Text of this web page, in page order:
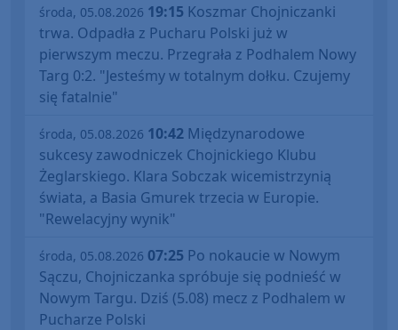
środa, 05.08.2026 19:15 Koszmar Chojniczanki
trwa. Odpadła z Pucharu Polski już w
pierwszym meczu. Przegrała z Podhalem Nowy
Targ 0:2. "Jesteśmy w totalnym dołku. Czujemy
się fatalnie"
środa, 05.08.2026 10:42 Międzynarodowe
sukcesy zawodniczek Chojnickiego Klubu
Żeglarskiego. Klara Sobczak wicemistrzynią
świata, a Basia Gmurek trzecia w Europie.
"Rewelacyjny wynik"
środa, 05.08.2026 07:25 Po nokaucie w Nowym
Sączu, Chojniczanka spróbuje się podnieść w
Nowym Targu. Dziś (5.08) mecz z Podhalem w
Pucharze Polski